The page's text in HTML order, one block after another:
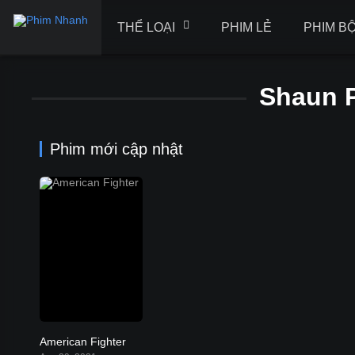
THỂ LOẠI PHIM LẺ PHIM
Shaun
Phim mới cập nhật
5.1
American Fighter